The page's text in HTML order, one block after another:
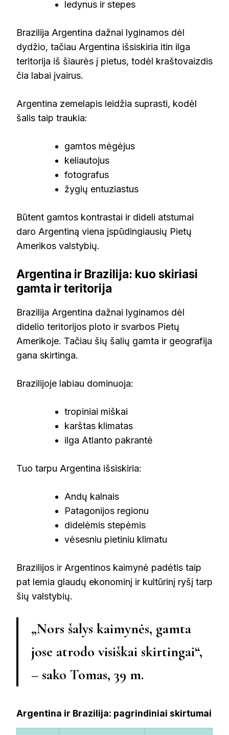
ledynus ir stepes
Brazilija Argentina dažnai lyginamos dėl
dydžio, tačiau Argentina išsiskiria itin ilga
teritorija iš šiaurės į pietus, todėl kraštovaizdis
čia labai įvairus.
Argentina zemelapis leidžia suprasti, kodėl
šalis taip traukia:
gamtos mėgėjus
keliautojus
fotografus
žygių entuziastus
Būtent gamtos kontrastai ir dideli atstumai
daro Argentiną viena įspūdingiausių Pietų
Amerikos valstybių.
Argentina ir Brazilija: kuo skiriasi
gamta ir teritorija
Brazilija Argentina dažnai lyginamos dėl
didelio teritorijos ploto ir svarbos Pietų
Amerikoje. Tačiau šių šalių gamta ir geografija
gana skirtinga.
Brazilijoje labiau dominuoja:
tropiniai miškai
karštas klimatas
ilga Atlanto pakrantė
Tuo tarpu Argentina išsiskiria:
Andų kalnais
Patagonijos regionu
didelėmis stepėmis
vėsesniu pietiniu klimatu
Brazilijos ir Argentinos kaimynė padėtis taip
pat lemia glaudų ekonominį ir kultūrinį ryšį tarp
šių valstybių.
„Nors šalys kaimynės, gamta
jose atrodo visiškai skirtingai“,
– sako Tomas, 39 m.
Argentina ir Brazilija: pagrindiniai skirtumai